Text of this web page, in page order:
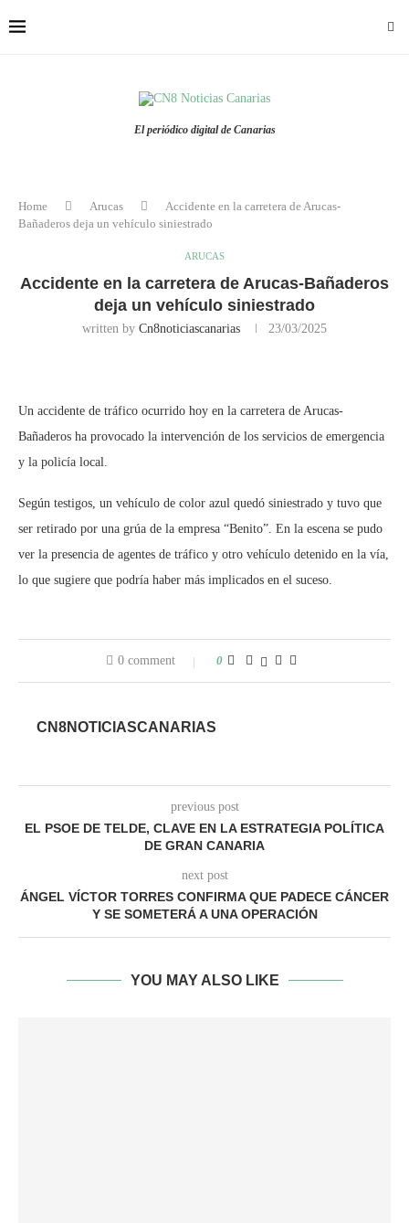
El periódico digital de Canarias
Home Arucas
Accidente en la carretera de Arucas-
Bañaderos deja un vehículo siniestrado
ARUCAS
Accidente en la carretera de Arucas-Bañaderos
deja un vehículo siniestrado
written by Cn8noticiascanarias 23/03/2025
Un accidente de tráfico ocurrido hoy en la carretera de Arucas-
Bañaderos ha provocado la intervención de los servicios de emergencia
y la policía local.
Según testigos, un vehículo de color azul quedó siniestrado y tuvo que
ser retirado por una grúa de la empresa “Benito”. En la escena se pudo
ver la presencia de agentes de tráfico y otro vehículo detenido en la vía,
lo que sugiere que podría haber más implicados en el suceso.
0 comment 0
CN8NOTICIASCANARIAS
previous post
EL PSOE DE TELDE, CLAVE EN LA ESTRATEGIA POLÍTICA
DE GRAN CANARIA
next post
ÁNGEL VÍCTOR TORRES CONFIRMA QUE PADECE CÁNCER
Y SE SOMETERÁ A UNA OPERACIÓN
YOU MAY ALSO LIKE